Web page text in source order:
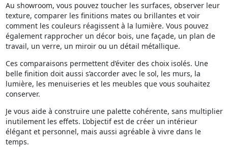
Au showroom, vous pouvez toucher les surfaces, observer leur
texture, comparer les finitions mates ou brillantes et voir
comment les couleurs réagissent à la lumière. Vous pouvez
également rapprocher un décor bois, une façade, un plan de
travail, un verre, un miroir ou un détail métallique.
Ces comparaisons permettent d’éviter des choix isolés. Une
belle finition doit aussi s’accorder avec le sol, les murs, la
lumière, les menuiseries et les meubles que vous souhaitez
conserver.
Je vous aide à construire une palette cohérente, sans multiplier
inutilement les effets. L’objectif est de créer un intérieur
élégant et personnel, mais aussi agréable à vivre dans le
temps.